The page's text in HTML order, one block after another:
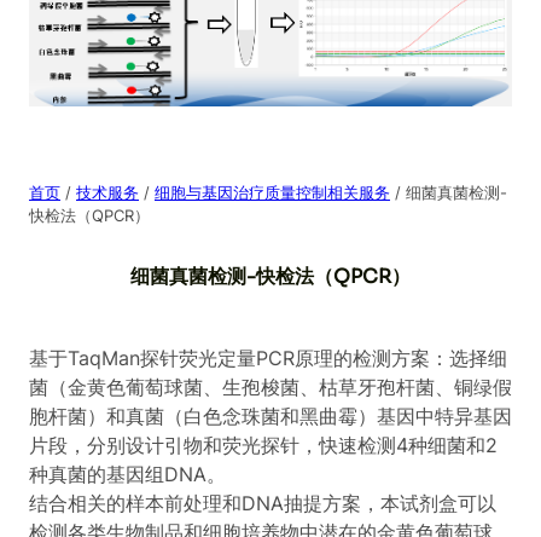
首页 / 技术服务 / 细胞与基因治疗质量控制相关服务 / 细菌真菌检测-
快检法（QPCR）
细菌真菌检测-快检法（QPCR）
基于TaqMan探针荧光定量PCR原理的检测方案：选择细
菌（金黄色葡萄球菌、生孢梭菌、枯草牙孢杆菌、铜绿假
胞杆菌）和真菌（白色念珠菌和黑曲霉）基因中特异基因
片段，分别设计引物和荧光探针，快速检测4种细菌和2
种真菌的基因组DNA。
结合相关的样本前处理和DNA抽提方案，本试剂盒可以
检测各类生物制品和细胞培养物中潜在的金黄色葡萄球